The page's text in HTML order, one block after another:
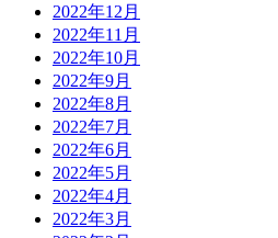
2022年12月
2022年11月
2022年10月
2022年9月
2022年8月
2022年7月
2022年6月
2022年5月
2022年4月
2022年3月